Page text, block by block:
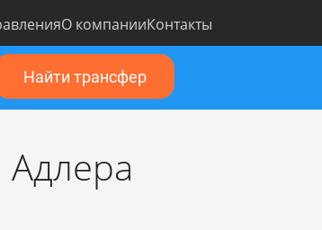
О компанииКонтакты
Найти трансфер
Адлера